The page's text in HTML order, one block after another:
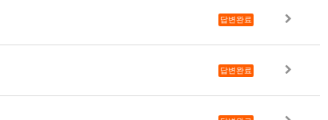
답변완료
답변완료